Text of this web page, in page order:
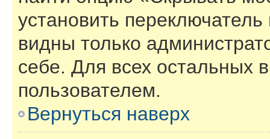
установить
видны только
себе. Для всех остальных
пользователем.
Вернуться наверх